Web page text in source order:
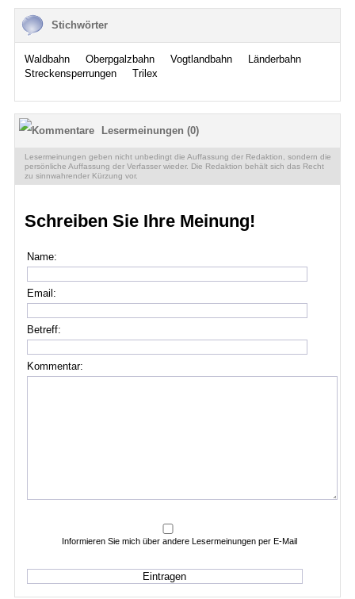
Stichwörter
Waldbahn Oberpgalzbahn Vogtlandbahn
Länderbahn
Streckensperrungen
Trilex
Lesermeinungen (0)
Lesermeinungen geben nicht unbedingt die Auffassung der Redaktion, sondern die
persönliche Auffassung der Verfasser wieder. Die Redaktion behält sich das Recht
zu sinnwahrender Kürzung vor.
Schreiben Sie Ihre Meinung!
Name:
Email:
Betreff:
Kommentar:
Informieren Sie mich über andere Lesermeinungen per E-Mail